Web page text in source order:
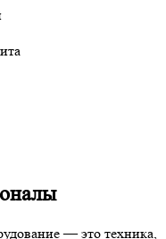
— это техника,